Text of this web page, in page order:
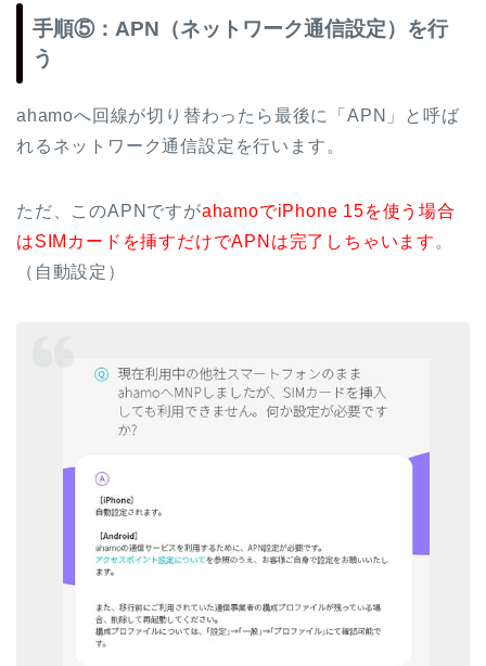
手順⑤：APN（ネットワーク通信設定）を行
う
ahamoへ回線が切り替わったら最後に「APN」と呼ば
れるネットワーク通信設定を行います。
ただ、このAPNですがahamoでiPhone 15を使う場合
はSIMカードを挿すだけでAPNは完了しちゃいます 。
（自動設定）